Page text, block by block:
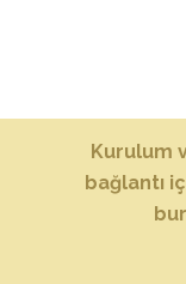
Kurulum
bağlantı